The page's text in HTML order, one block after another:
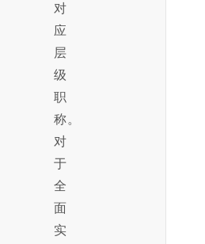
对
应
层
级
职
称。
对
于
全
面
实